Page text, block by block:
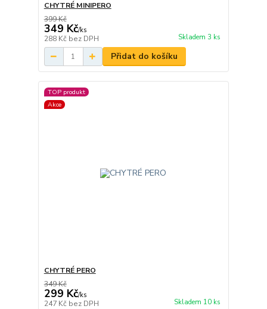
CHYTRÉ MINIPERO
399 Kč
349 Kč/ks
288 Kč bez DPH Skladem 3 ks
Přidat do košíku
TOP produkt
Akce
CHYTRÉ PERO
349 Kč
299 Kč/ks
247 Kč bez DPH Skladem 10 ks